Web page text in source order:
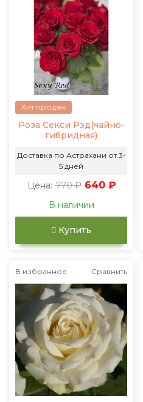
Хит продаж
Роза Секси Рэд(чайно-
гибридная)
Доставка по Астрахани от 3-
5 дней
Цена: 770 ₽ 640 ₽
В наличии
Купить
В избранное Сравнить